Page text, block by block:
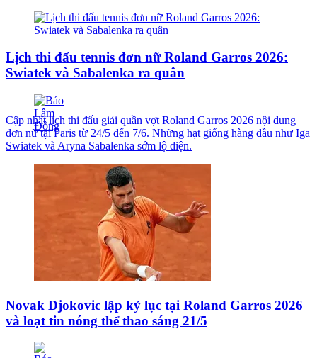
Lịch thi đấu tennis đơn nữ Roland Garros 2026:
Swiatek và Sabalenka ra quân
Cập nhật lịch thi đấu giải quần vợt Roland Garros 2026 nội dung
đơn nữ tại Paris từ 24/5 đến 7/6. Những hạt giống hàng đầu như Iga
Swiatek và Aryna Sabalenka sớm lộ diện.
Novak Djokovic lập kỷ lục tại Roland Garros 2026
và loạt tin nóng thể thao sáng 21/5